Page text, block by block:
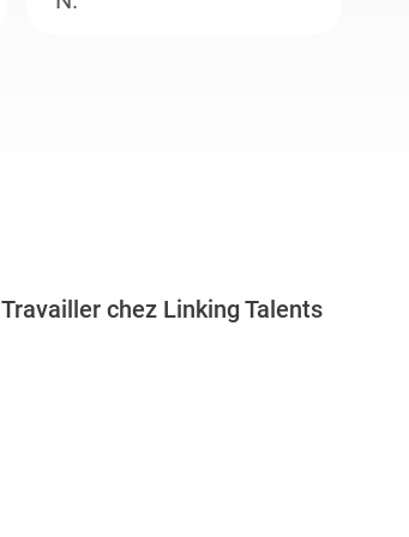
Travailler chez Linking Talents